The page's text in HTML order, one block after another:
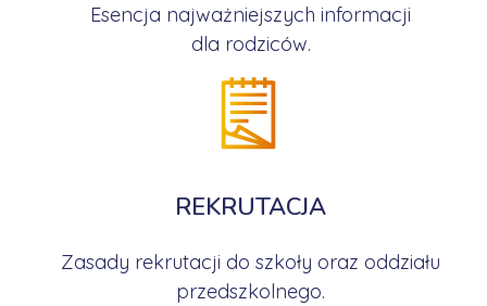
Esencja najważniejszych informacji
dla rodziców.
REKRUTACJA
Zasady rekrutacji do szkoły oraz oddziału
przedszkolnego.